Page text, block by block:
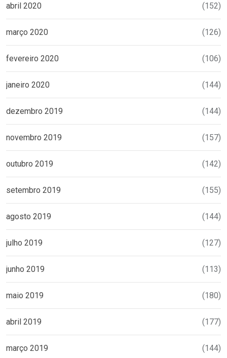
abril 2020 (152)
março 2020 (126)
fevereiro 2020 (106)
janeiro 2020 (144)
dezembro 2019 (144)
novembro 2019 (157)
outubro 2019 (142)
setembro 2019 (155)
agosto 2019 (144)
julho 2019 (127)
junho 2019 (113)
maio 2019 (180)
abril 2019 (177)
março 2019 (144)